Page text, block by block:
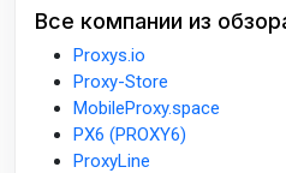
Все компании из
Proxys.io
Proxy-Store
MobileProxy.space
PX6 (PROXY6)
ProxyLine